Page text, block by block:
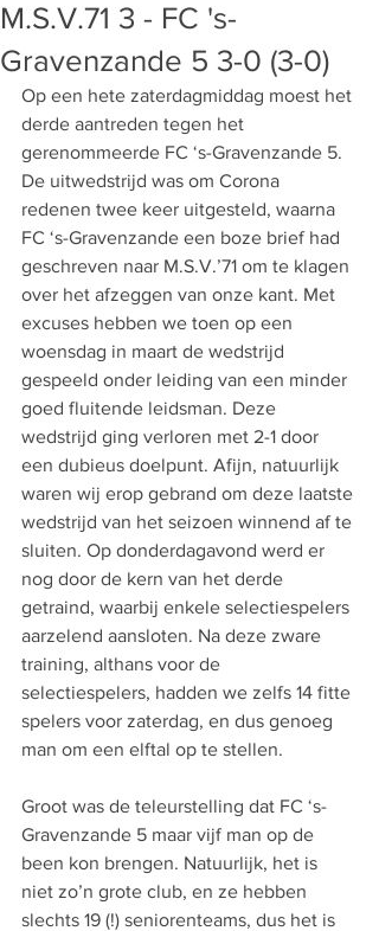
M.S.V.71 3 - FC 's-
Gravenzande 5 3-0 (3-0)
Op een hete zaterdagmiddag moest het
derde aantreden tegen het
gerenommeerde FC ‘s-Gravenzande 5.
De uitwedstrijd was om Corona
redenen twee keer uitgesteld, waarna
FC ‘s-Gravenzande een boze brief had
geschreven naar M.S.V.’71 om te klagen
over het afzeggen van onze kant. Met
excuses hebben we toen op een
woensdag in maart de wedstrijd
gespeeld onder leiding van een minder
goed fluitende leidsman. Deze
wedstrijd ging verloren met 2-1 door
een dubieus doelpunt. Afijn, natuurlijk
waren wij erop gebrand om deze laatste
wedstrijd van het seizoen winnend af te
sluiten. Op donderdagavond werd er
nog door de kern van het derde
getraind, waarbij enkele selectiespelers
aarzelend aansloten. Na deze zware
training, althans voor de
selectiespelers, hadden we zelfs 14 fitte
spelers voor zaterdag, en dus genoeg
man om een elftal op te stellen.
Groot was de teleurstelling dat FC ‘s-
Gravenzande 5 maar vijf man op de
been kon brengen. Natuurlijk, het is
niet zo’n grote club, en ze hebben
slechts 19 (!) seniorenteams, dus het is